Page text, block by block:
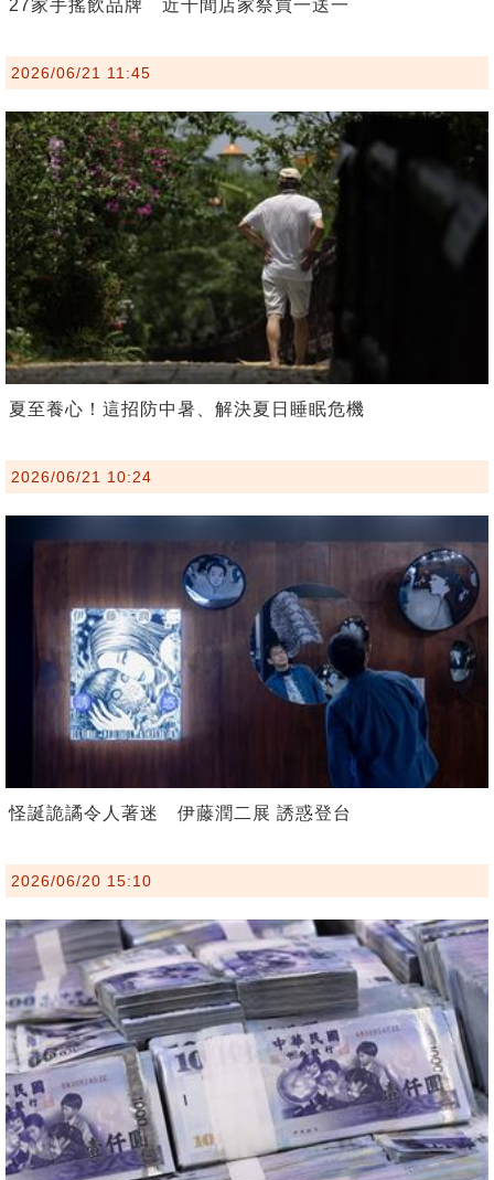
27家手搖飲品牌 近千間店家祭買一送一
2026/06/21 11:45
夏至養心！這招防中暑、解決夏日睡眠危機
2026/06/21 10:24
怪誕詭譎令人著迷 伊藤潤二展 誘惑登台
2026/06/20 15:10